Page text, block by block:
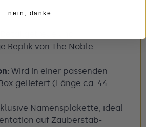
Replik von The Noble
Wird in einer passenden
geliefert (Länge ca. 44
Namensplakette, ideal
auf Zauberstab-
nein, danke.